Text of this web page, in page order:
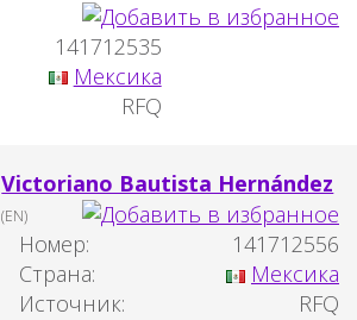
141712535
Мексика
RFQ
Victoriano Bautista Hernández
(EN)
Номер:
141712556
Страна:
Мексика
Источник:
RFQ